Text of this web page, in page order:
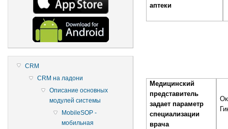
CRM
CRM на ладони
Описание основных
модулей системы
MobileSOP -
мобильная
аптеки
Медицинский
представитель
задает параметр
специализации
врача